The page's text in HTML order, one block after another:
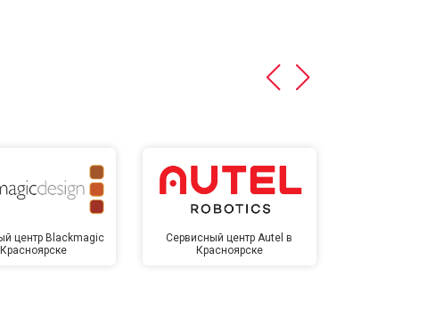
центр Blackmagic
Сервисный центр Autel в
Красноярске